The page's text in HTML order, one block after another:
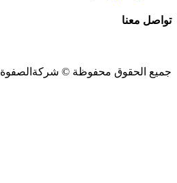
تواصل معنا
جميع الحقوق محفوظة © شركةالصفوة